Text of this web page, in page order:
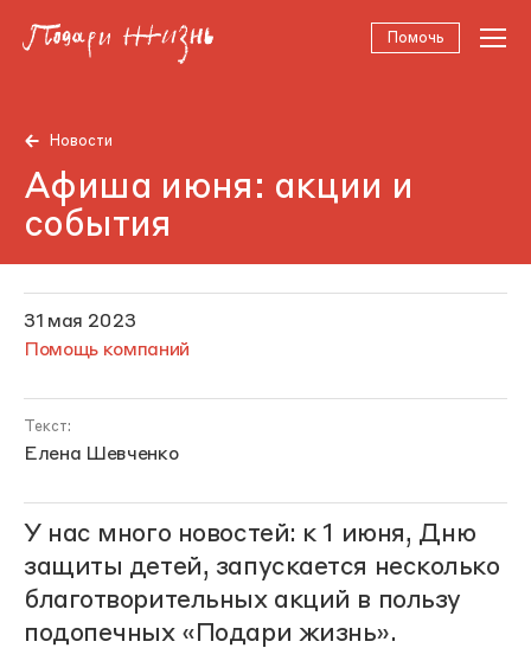
Помочь
Новости
Афиша июня: акции и
события
31 мая 2023
Помощь компаний
Текст:
Елена Шевченко
У нас много новостей: к 1 июня, Дню
защиты детей, запускается несколько
благотворительных акций в пользу
подопечных «Подари жизнь».